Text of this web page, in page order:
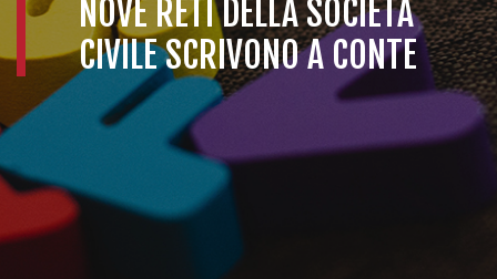
società
civile
scrivono
a
NOVE RETI DELLA SOCIETÀ
CIVILE SCRIVONO A CONTE